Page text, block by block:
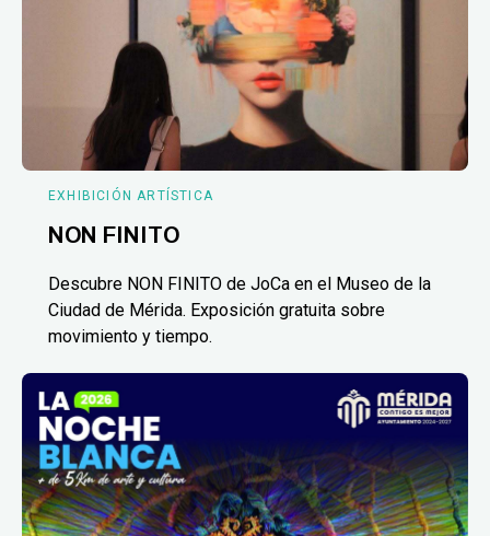
EXHIBICIÓN ARTÍSTICA
NON FINITO
Descubre NON FINITO de JoCa en el Museo de la
Ciudad de Mérida. Exposición gratuita sobre
movimiento y tiempo.